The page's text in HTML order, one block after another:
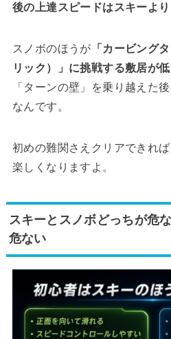
後の上達スピードはスキーよ
スノボのほうが 「カービング
リック）」に挑戦する敷居が
「ターンの壁」を乗り越えた
なんです。
初めの難関さえクリアできれ
楽しくなりますよ。
スキーとスノボどっちが危
危ない